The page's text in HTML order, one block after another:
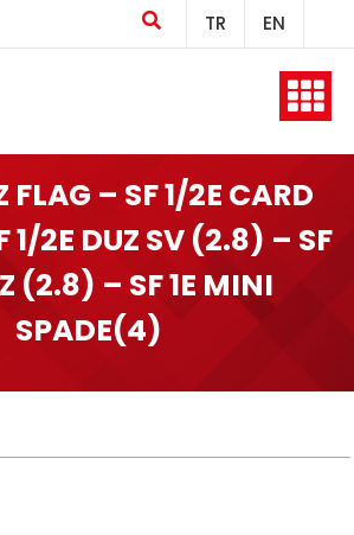
TR EN
FLAG – SF 1/2E CARD
1/2E DUZ SV (2.8) – SF
(2.8) – SF 1E MINI
SPADE(4)